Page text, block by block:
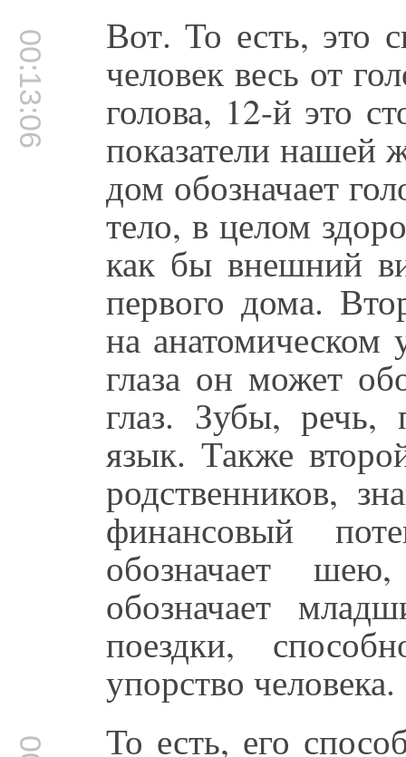
00:13:06 Вот. То есть, это
человек весь от
голова, 12-й это
показатели
дом обозначает
тело, в целом
как бы внешний
первого дома.
на
глаза он может
глаз. Зубы, речь,
язык. Также
родственников,
финансовый
обозначает
обозначает
поездки,
упорство человека.
То есть, его